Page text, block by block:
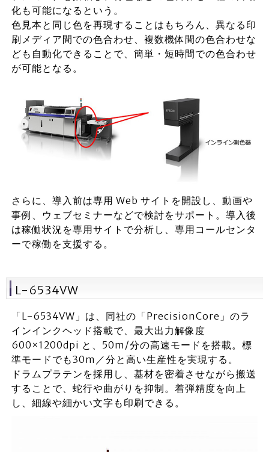
化も可能になるという。
色見本と同じ色を再現することはもちろん、異なる印
刷メディア間での色合わせ、複数機体間の色合わせな
ども自動化できることで、簡単・短時間での色合わせ
が可能となる。
さらに、導入前は専用 Web サイトを開設し、動画や
事例、ウェブセミナーなどで検討をサポート。導入後
は稼働状況を専用サイトで分析し、専用コールセンタ
ーで稼働を支援する。
L-6534VW
「L-6534VW」は、同社の「PrecisionCore」のラ
インインクヘッド搭載で、最大出力解像度
600×1200dpi と、50m/分の高速モードを搭載。標
準モードでも30m／分と高い生産性を実現する。
ドラムプラテンを採用し、基材を密着させながら搬送
することで、蛇行や曲がりを抑制。着弾精度を向上
し、細線や細かい文字も印刷できる。